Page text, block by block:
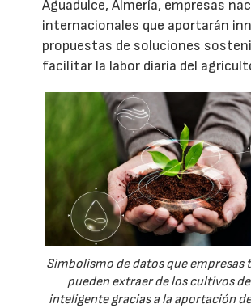
Aguadulce, Almería, empresas
internacionales que aportarán
propuestas de soluciones
facilitar la labor diaria del
Simbolismo de datos que empresas
pueden extraer de los cultivos
inteligente gracias a la aportación